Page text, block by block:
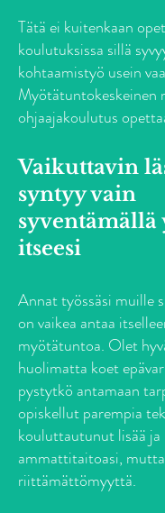
Tätä ei kuitenkaan
koulutuksissa sillä
kohtaamistyö usein
Myötätuntokeskeinen
ohjaajakoulutus
Vaikuttavin
syntyy vain
syventämällä
itseesi
Annat työssäsi muille
on vaikea antaa
myötätuntoa. Olet
huolimatta koet
pystytkö antamaan
opiskellut parempia
kouluttautunut lisää
ammattitaitoasi,
riittämättömyyttä.